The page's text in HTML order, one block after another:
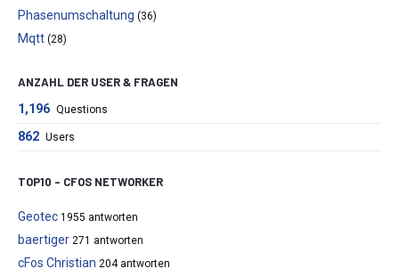
Phasenumschaltung (36)
Mqtt (28)
ANZAHL DER USER & FRAGEN
1,196 Questions
862 Users
TOP10 – CFOS NETWORKER
Geotec 1955 antworten
baertiger 271 antworten
cFos Christian 204 antworten